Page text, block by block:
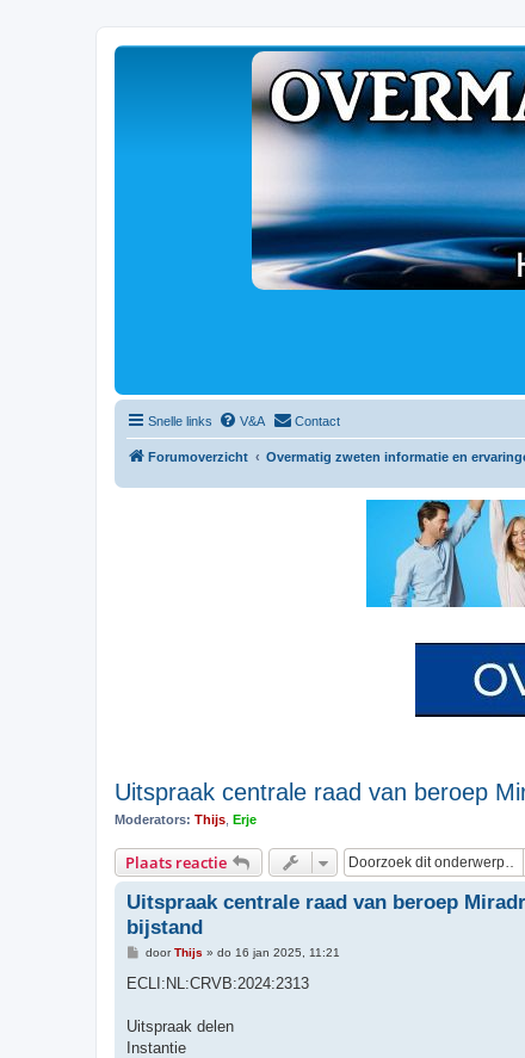
Snelle links V&A Contact
Forumoverzicht Overmatig zweten informatie en
Uitspraak centrale raad van beroep
Moderators: Thijs Erje
Plaats reactie
Uitspraak centrale raad van beroep
bijstand
B
r
h
doorThijs » do 16 jan 2025, 11:21
ECLI:NL:CRVB:2024:2313
Uitspraak delen
Instantie